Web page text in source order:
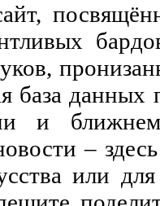
база
и ближнем
–
или